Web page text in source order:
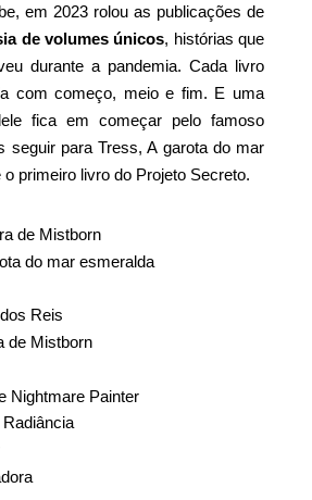
em 2023 rolou as publicações de
de volumes únicos, histórias que
durante a pandemia. Cada livro
com começo, meio e fim. E uma
fica em começar pelo famoso
seguir para Tress, A garota do mar
primeiro livro do Projeto Secreto.
de Mistborn
do mar esmeralda
Reis
de Mistborn
Nightmare Painter